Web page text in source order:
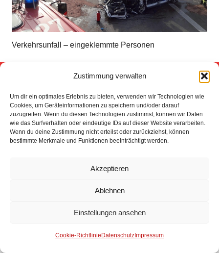
Zustimmung verwalten
Um dir ein optimales Erlebnis zu bieten, verwenden wir Technologien wie
Cookies, um Geräteinformationen zu speichern und/oder darauf
zuzugreifen. Wenn du diesen Technologien zustimmst, können wir Daten
wie das Surfverhalten oder eindeutige IDs auf dieser Website verarbeiten.
Wenn du deine Zustimmung nicht erteilst oder zurückziehst, können
bestimmte Merkmale und Funktionen beeinträchtigt werden.
Akzeptieren
Ablehnen
Einstellungen ansehen
Cookie-Richtlinie Datenschutz Impressum
Verkehrsunfall – eingeklemmte Personen
Impressum
Datenschutz
Kontakt
Anmelden